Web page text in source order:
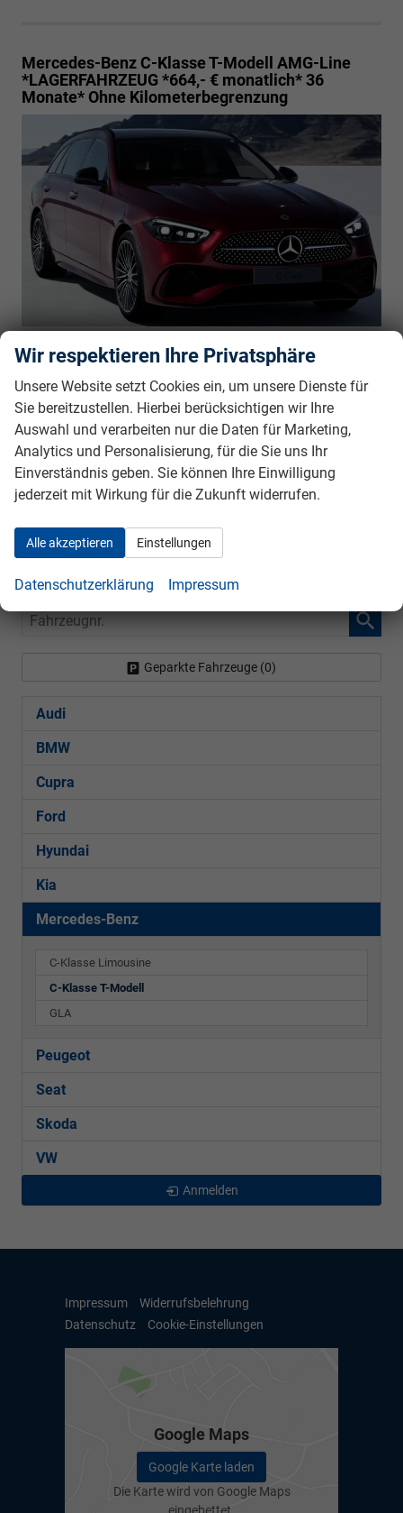
Mercedes-Benz C-Klasse T-Modell AMG-Line
*LAGERFAHRZEUG *664,- € monatlich* 36
Monate* Ohne Kilometerbegrenzung
incl. 19% MwSt.
5-türig, C200d, 120KW+17KW (163PS+23PS),
9G-Tronic, 120 kW (163 PS), 1.993 cm³,
4 Zylinder, Autom. 9-Gang, Heckantrieb, Mild-
Hybrid (MHEV), Diesel, Kraftstoffverbrauch kombiniert 4,6
(WLTP), CO₂-Emission kombiniert 122.00 g/km (WLTP), CO₂-
Klasse D, Außenfarbe: designo Patagonienrot bright,
Zustand, Aussehen: 1, sehr gut, Zustand, Fahrfähigkeit:
fahrtauglich, Garantieleistung: Fahrzeuggarantie vom
Fahrzeugnr.: 40175
Fahrzeugnr.
Geparkte Fahrzeuge (0)
Audi
BMW
Cupra
Ford
Hyundai
Kia
Mercedes-Benz
C-Klasse Limousine
C-Klasse T-Modell
GLA
Peugeot
Seat
Skoda
VW
Anmelden
Impressum
Widerrufsbelehrung
Datenschutz
Cookie-Einstellungen
Google Maps
Google Karte laden
Die Karte wird von Google Maps
Wir respektieren Ihre Privatsphäre
Unsere Website setzt Cookies ein, um unsere Dienste für
Sie bereitzustellen. Hierbei berücksichtigen wir Ihre
Auswahl und verarbeiten nur die Daten für Marketing,
Analytics und Personalisierung, für die Sie uns Ihr
Einverständnis geben. Sie können Ihre Einwilligung
jederzeit mit Wirkung für die Zukunft widerrufen.
Alle akzeptieren Einstellungen
Datenschutzerklärung Impressum